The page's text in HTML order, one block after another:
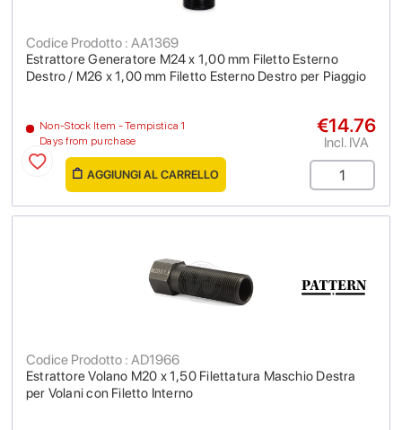
Estrattore Generatore M24 x 1,00 mm Filetto Esterno
Destro / M26 x 1,00 mm Filetto Esterno Destro per Piaggio
Codice Prodotto : AA1369
Non-Stock Item - Tempistica 1
Days from purchase
€14.76
Incl. IVA
AGGIUNGI AL CARRELLO
Estrattore Volano M20 x 1,50 Filettatura Maschio Destra
per Volani con Filetto Interno
Codice Prodotto : AD1966